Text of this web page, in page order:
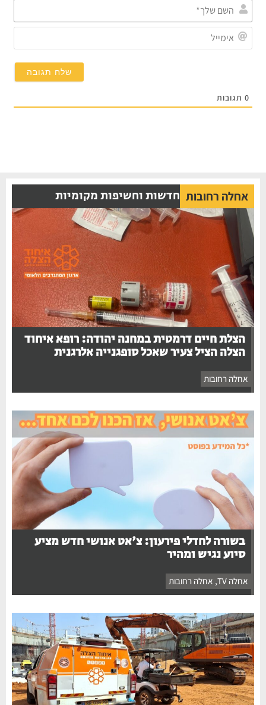
0תגובות
אחלה רחובות חדשות וחשיפות מקומיות
הצלת חיים דרמטית במחנה יהודה: רופא איחוד
הצלה הציל צעיר שאכל סופגנייה אלרגנית
אחלה רחובות
בשורה לחדלי פירעון: צ'אט אנושי חדש מציע
סיוע נגיש ומהיר
אחלה TV , אחלה רחובות